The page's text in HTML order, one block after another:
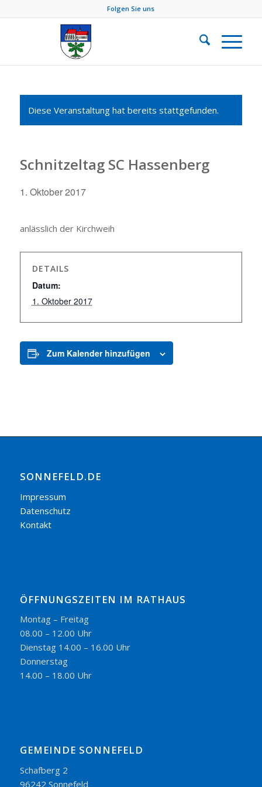
Folgen Sie uns
Diese Veranstaltung hat bereits stattgefunden.
Schnitzeltag SC Hassenberg
1. Oktober 2017
anlässlich der Kirchweih
DETAILS
Datum:
1. Oktober 2017
Zum Kalender hinzufügen
SONNEFELD.DE
Impressum
Datenschutz
Kontakt
ÖFFNUNGSZEITEN IM RATHAUS
Montag – Freitag
08.00 – 12.00 Uhr
Dienstag 14.00 – 16.00 Uhr
Donnerstag
14.00 – 18.00 Uhr
GEMEINDE SONNEFELD
Schafberg 2
96242 Sonnefeld